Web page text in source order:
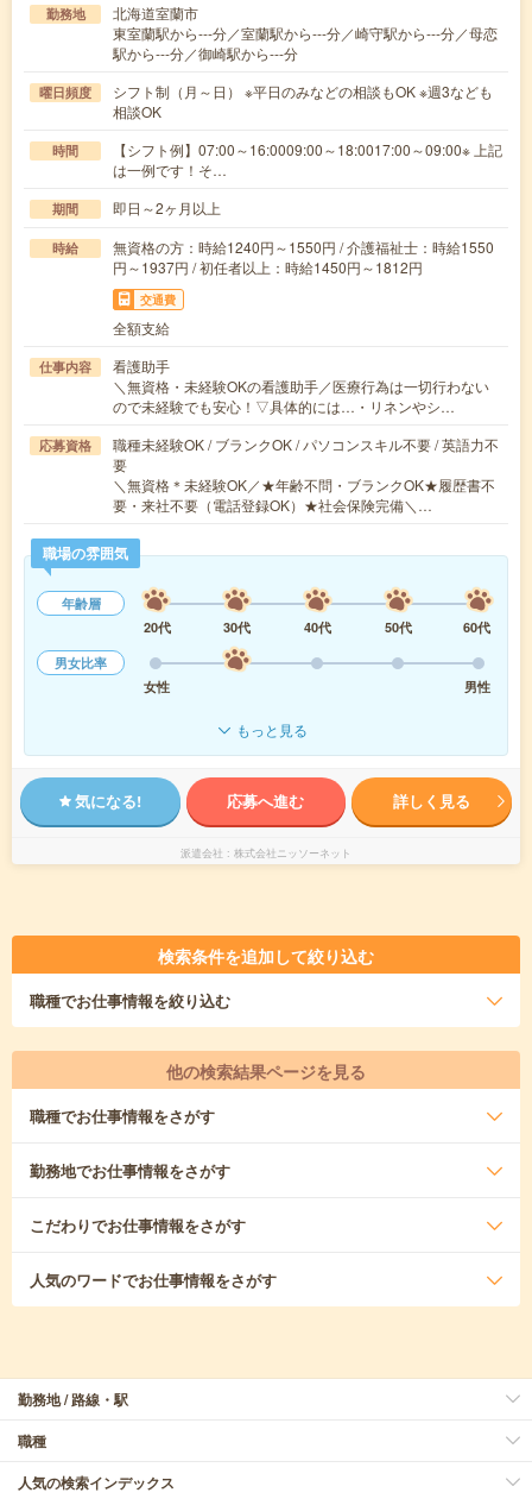
勤務地
北海道室蘭市
東室蘭駅から---分／室蘭駅から---分／崎守駅から---分／母恋
駅から---分／御崎駅から---分
曜日頻度
シフト制（月～日） ※平日のみなどの相談もOK ※週3なども
相談OK
時間
【シフト例】07:00～16:0009:00～18:0017:00～09:00※ 上記
は一例です！そ…
期間 即日～2ヶ月以上
時給
無資格の方：時給1240円～1550円 / 介護福祉士：時給1550
円～1937円 / 初任者以上：時給1450円～1812円
交通費
全額支給
仕事内容
看護助手
＼無資格・未経験OKの看護助手／医療行為は一切行わない
ので未経験でも安心！▽具体的には…・リネンやシ…
応募資格
職種未経験OK / ブランクOK / パソコンスキル不要 / 英語力不
要
＼無資格＊未経験OK／★年齢不問・ブランクOK★履歴書不
要・来社不要（電話登録OK）★社会保険完備＼…
職場の雰囲気
年齢層
20代
30代 40代 50代
60代
男女比率
女性
男性
もっと見る
気になる! 応募へ進む 詳しく見る
派遣会社 株式会社ニッソーネット
検索条件を追加して絞り込む
職種でお仕事情報を絞り込む
他の検索結果ページを見る
職種でお仕事情報をさがす
勤務地でお仕事情報をさがす
こだわりでお仕事情報をさがす
人気のワードでお仕事情報をさがす
勤務地 / 路線・駅
職種
人気の検索インデックス